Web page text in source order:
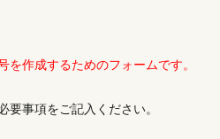
を作成するためのフォームです。
項をご記入ください。